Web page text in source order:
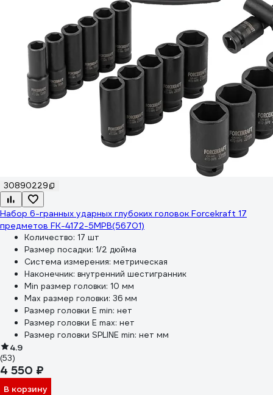
30890229
Набор 6-гранных ударных глубоких головок Forcekraft 17
предметов FK-4172-5MPB(56701)
Количество: 17 шт
Размер посадки: 1/2 дюйма
Система измерения: метрическая
Наконечник: внутренний шестигранник
Min размер головки: 10 мм
Max размер головки: 36 мм
Размер головки E min: нет
Размер головки E max: нет
Размер головки SPLINE min: нет мм
4.9
(53)
4 550 ₽
В корзину